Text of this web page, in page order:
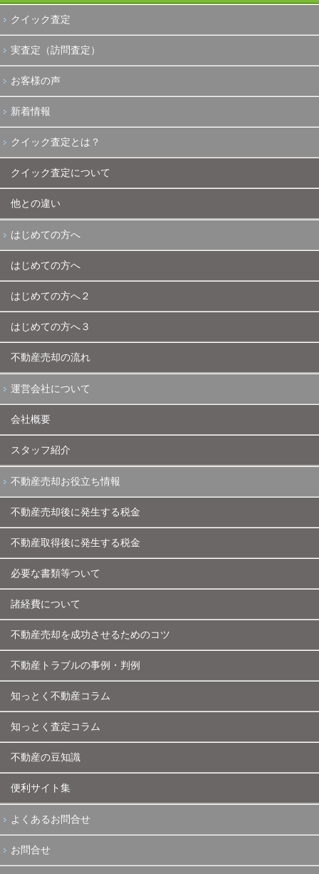
クイック査定
実査定（訪問査定）
お客様の声
新着情報
クイック査定とは？
クイック査定について
他との違い
はじめての方へ
はじめての方へ
はじめての方へ２
はじめての方へ３
不動産売却の流れ
運営会社について
会社概要
スタッフ紹介
不動産売却お役立ち情報
不動産売却後に発生する税金
不動産取得後に発生する税金
必要な書類等ついて
諸経費について
不動産売却を成功させるためのコツ
不動産トラブルの事例・判例
知っとく不動産コラム
知っとく査定コラム
不動産の豆知識
便利サイト集
よくあるお問合せ
お問合せ